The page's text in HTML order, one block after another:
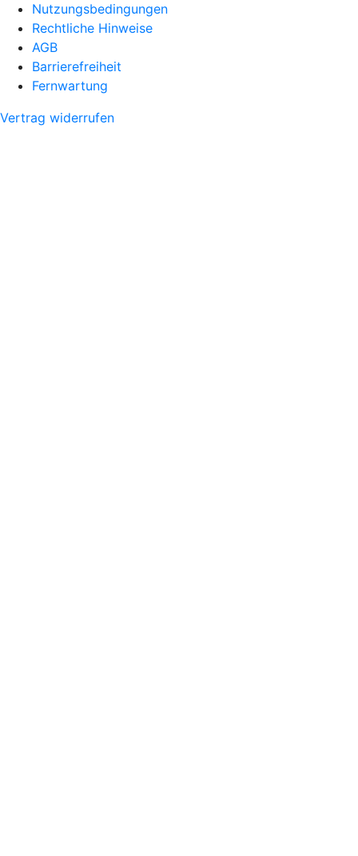
Nutzungsbedingungen
Rechtliche Hinweise
AGB
Barrierefreiheit
Fernwartung
Vertrag widerrufen